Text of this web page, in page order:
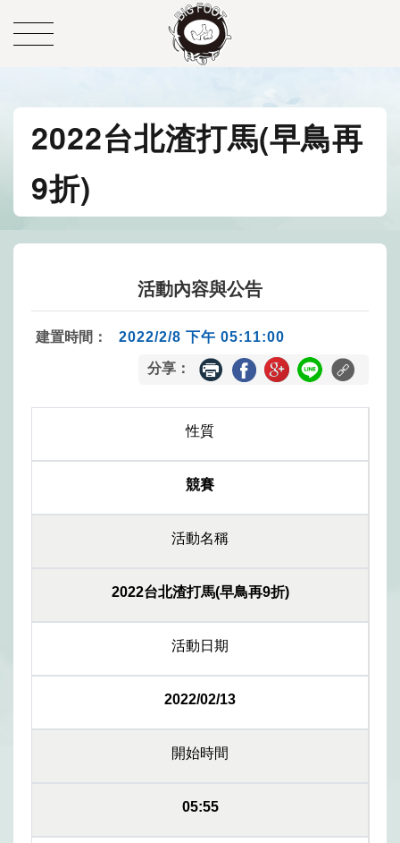
2022台北渣打馬(早鳥再
9折)
活動內容與公告
建置時間： 2022/2/8 下午 05:11:00
分享：
性質
競賽
活動名稱
2022台北渣打馬(早鳥再9折)
活動日期
2022/02/13
開始時間
05:55